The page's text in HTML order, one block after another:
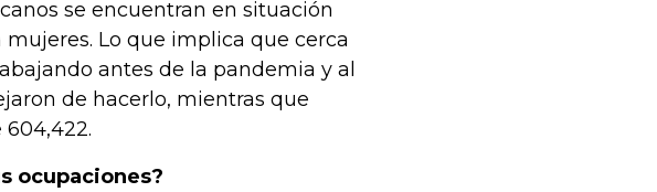
se encuentran en situación
Lo que implica que cerca
antes de la pandemia y al
de hacerlo, mientras que
604,422.
ocupaciones?